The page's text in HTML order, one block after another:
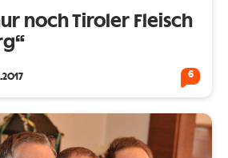
noch Tiroler Fleisch
6